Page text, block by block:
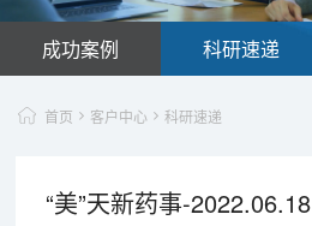
成功案例 科研速递
首页 客户中心 科研速递
“美”天新药事-2022.06.18